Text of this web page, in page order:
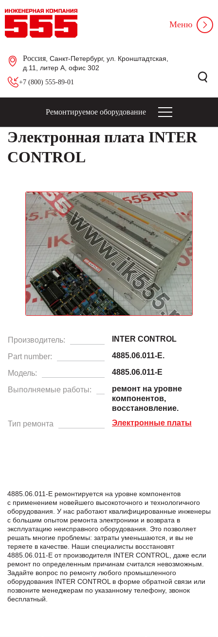
Россия , Санкт-Петербург, ул. Кронштадтская,
д.11, литер А, офис 302
+7 (800) 555-89-01
Меню
Ремонтируемое оборудование
Электронная плата INTER
CONTROL
Производитель: INTER CONTROL
Part number: 4885.06.011-E.
Модель: 4885.06.011-E
Выполняемые работы:
ремонт на уровне
компонентов,
восстановление.
Тип ремонта
Электронные платы
4885.06.011-E ремонтируется на уровне компонентов
с применением новейшего высокоточного и технологичного
оборудования. У нас работают квалифицированные инженеры
с большим опытом ремонта электроники и возврата в
эксплуатацию неисправного оборудования. Это позволяет
решать многие проблемы: затраты уменьшаются, и вы не
теряете в качестве. Наши специалисты восстановят
4885.06.011-E от производителя INTER CONTROL, даже если
ремонт по определенным причинам считался невозможным.
Задайте вопрос по ремонту любого промышленного
оборудования INTER CONTROL в формe обратной связи или
позвоните менеджерам по указанному телефону, звонок
бесплатный.